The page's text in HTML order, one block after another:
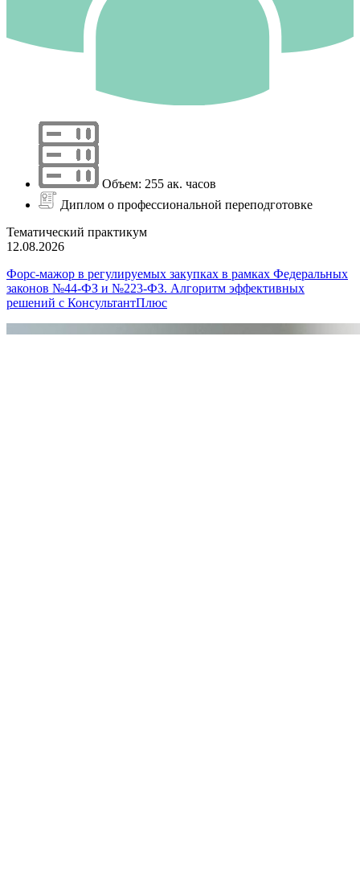
Объем: 255 ак. часов
Диплом о профессиональной переподготовке
Тематический практикум
12.08.2026
Форс-мажор в регулируемых закупках в рамках Федеральных
законов №44-ФЗ и №223-ФЗ. Алгоритм эффективных
решений с КонсультантПлюс